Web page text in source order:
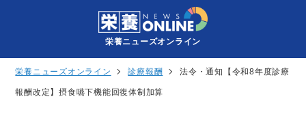
栄養ニューズオンライン
栄養ニューズオンライン 診療報酬 法令・通知【令和8年度診療
報酬改定】摂食嚥下機能回復体制加算